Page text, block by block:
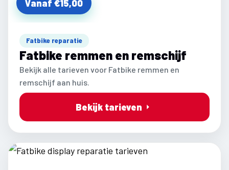
Vanaf €15,00
Fatbike reparatie
Fatbike remmen en remschijf
Bekijk alle tarieven voor Fatbike remmen en
remschijf aan huis.
Bekijk tarieven